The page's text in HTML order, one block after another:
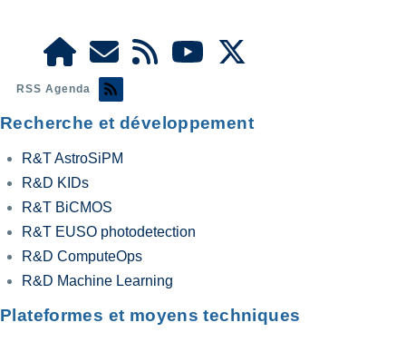
RSS Agenda
Recherche et développement
R&T AstroSiPM
R&D KIDs
R&T BiCMOS
R&T EUSO photodetection
R&D ComputeOps
R&D Machine Learning
Plateformes et moyens techniques